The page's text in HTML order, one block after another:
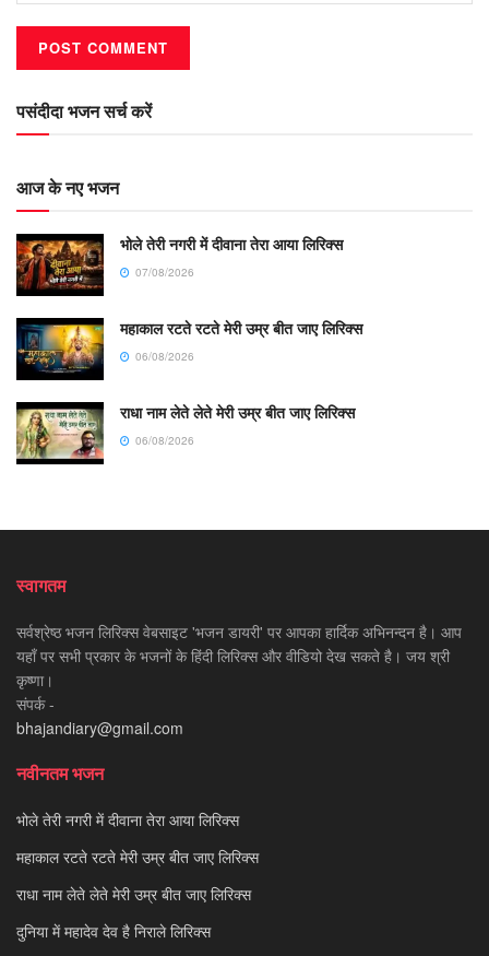
पसंदीदा भजन सर्च करें
आज के नए भजन
भोले तेरी नगरी में दीवाना तेरा आया लिरिक्स
07/08/2026
महाकाल रटते रटते मेरी उम्र बीत जाए लिरिक्स
06/08/2026
राधा नाम लेते लेते मेरी उम्र बीत जाए लिरिक्स
06/08/2026
स्वागतम
सर्वश्रेष्ठ भजन लिरिक्स वेबसाइट 'भजन डायरी' पर आपका हार्दिक अभिनन्दन है। आप
यहाँ पर सभी प्रकार के भजनों के हिंदी लिरिक्स और वीडियो देख सकते है। जय श्री
कृष्णा।
संपर्क -
bhajandiary@gmail.com
नवीनतम भजन
भोले तेरी नगरी में दीवाना तेरा आया लिरिक्स
महाकाल रटते रटते मेरी उम्र बीत जाए लिरिक्स
राधा नाम लेते लेते मेरी उम्र बीत जाए लिरिक्स
दुनिया में महादेव देव है निराले लिरिक्स